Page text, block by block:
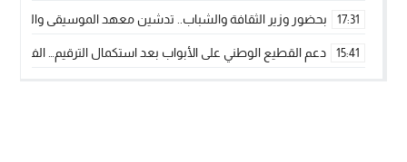
17:31 بحضور وزير الثقافة والشباب.. تدشين معهد الموسيقى والفنون
15:41 دعم القطيع الوطني على الأبواب بعد استكمال الترقيم…